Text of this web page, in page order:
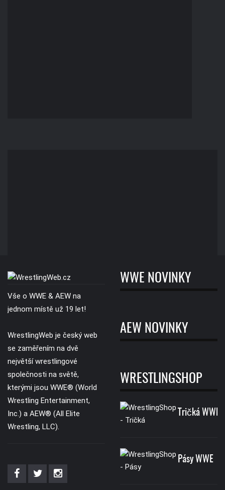
Vše o WWE & AEW na
jednom místě už 19 let!
WrestlingWeb je český web
se zaměřením na dvě
největší wrestlingové
společnosti na světě,
kterými jsou WWE® (World
Wrestling Entertainment,
Inc.) a AEW® (All Elite
Wrestling, LLC).
WWE NOVINKY
AEW NOVINKY
WRESTLINGSHOP
Tričká WWE
Pásy WWE